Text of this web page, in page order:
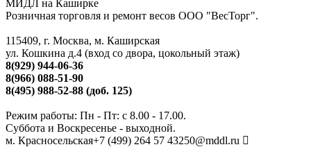
МИДЛ на Каширке
Розничная торговля и ремонт весов ООО "ВесТорг".
115409, г. Москва, м. Каширская
ул. Кошкина д.4 (вход со двора, цокольный этаж)
8(929) 944-06-36
8(966) 088-51-90
8(495) 988-52-88 (доб. 125)
Режим работы: Пн - Пт: с 8.00 - 17.00.
Суббота и Воскресенье - выходной.
м. Красносельская+7 (499) 264 57 43250@mddl.ru